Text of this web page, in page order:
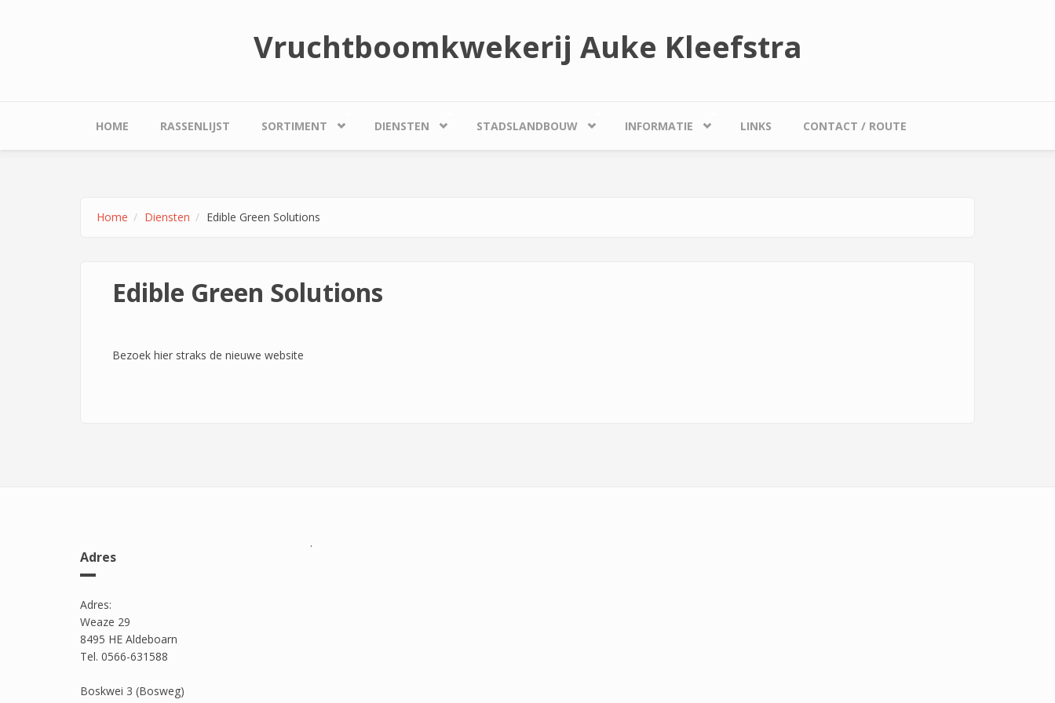
Vruchtboomkwekerij Auke Kleefstra
HOME RASSENLIJST SORTIMENT DIENSTEN STADSLANDBOUW INFORMATIE LINKS CONTACT / ROUTE
Home Diensten Edible Green Solutions
Edible Green Solutions
Bezoek hier straks de nieuwe website
Adres
Adres:
Weaze 29
8495 HE Aldeboarn
Tel. 0566-631588
Boskwei 3 (Bosweg)
.